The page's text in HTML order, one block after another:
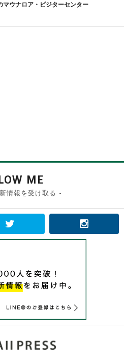
マウナロア・ビジターセンター
ME
情報を受け取る -